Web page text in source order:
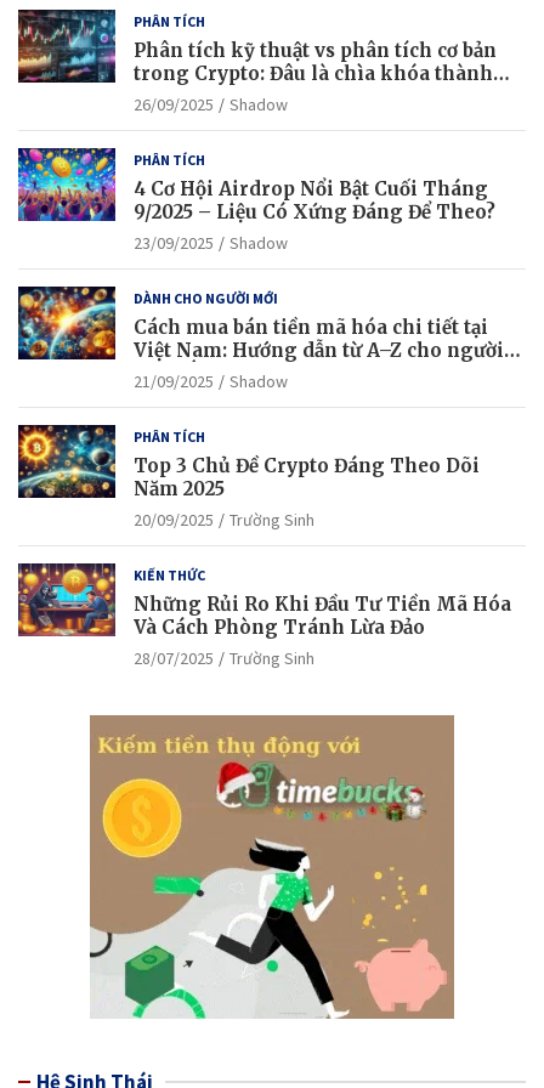
PHÂN TÍCH
Phân tích kỹ thuật vs phân tích cơ bản
trong Crypto: Đâu là chìa khóa thành
công?
26/09/2025 Shadow
PHÂN TÍCH
4 Cơ Hội Airdrop Nổi Bật Cuối Tháng
9/2025 – Liệu Có Xứng Đáng Để Theo?
23/09/2025 Shadow
DÀNH CHO NGƯỜI MỚI
Cách mua bán tiền mã hóa chi tiết tại
Việt Nam: Hướng dẫn từ A–Z cho người
mới bắt đầu
21/09/2025 Shadow
PHÂN TÍCH
Top 3 Chủ Đề Crypto Đáng Theo Dõi
Năm 2025
20/09/2025 Trường Sinh
KIẾN THỨC
Những Rủi Ro Khi Đầu Tư Tiền Mã Hóa
Và Cách Phòng Tránh Lừa Đảo
28/07/2025 Trường Sinh
Hệ Sinh Thái